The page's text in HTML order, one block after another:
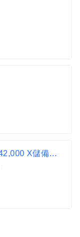
Q BURGER(新店安和店) 月薪最高42,000 X儲備幹部一頭班X 歡迎轉職、新鮮人加入